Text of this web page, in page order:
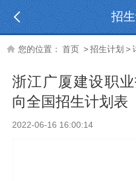
招
您的位置： 首页 >招生计划 >
浙江广厦建设职
向全国招生计划表
2022-06-16 16:00:14